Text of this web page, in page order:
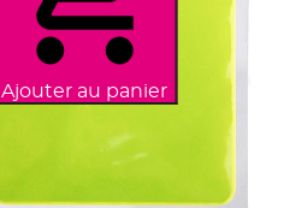
Ajouter au panier